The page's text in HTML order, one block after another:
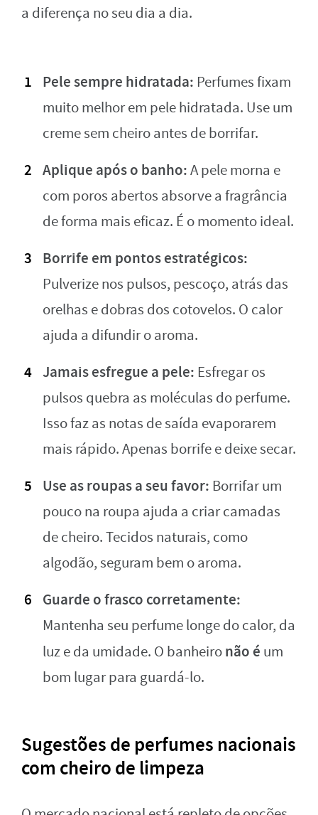
a diferença no seu dia a dia.
Pele sempre hidratada: Perfumes fixam
muito melhor em pele hidratada. Use um
creme sem cheiro antes de borrifar.
Aplique após o banho:A pele morna e
com poros abertos absorve a fragrância
de forma mais eficaz. É o momento ideal.
Borrife em pontos estratégicos:
Pulverize nos pulsos, pescoço, atrás das
orelhas e dobras dos cotovelos. O calor
ajuda a difundir o aroma.
Jamais esfregue a pele: Esfregar os
pulsos quebra as moléculas do perfume.
Isso faz as notas de saída evaporarem
mais rápido. Apenas borrife e deixe secar.
Use as roupas a seu favor: Borrifar um
pouco na roupa ajuda a criar camadas
de cheiro. Tecidos naturais, como
algodão, seguram bem o aroma.
Guarde o frasco corretamente:
Mantenha seu perfume longe do calor, da
luz e da umidade. O banheironão é um
bom lugar para guardá-lo.
Sugestões de perfumes nacionais
com cheiro de limpeza